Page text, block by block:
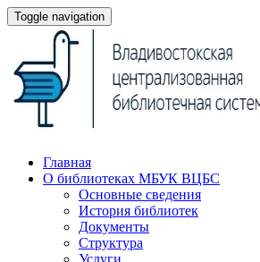
Toggle navigation
Главная
О библиотеках МБУК ВЦБС
Основные сведения
История библиотек
Документы
Структура
Услуги